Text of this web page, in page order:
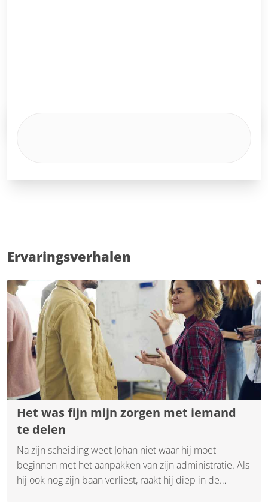
Ervaringsverhalen
Het was fijn mijn zorgen met iemand
te delen
Na zijn scheiding weet Johan niet waar hij moet
beginnen met het aanpakken van zijn administratie. Als
hij ook nog zijn baan verliest, raakt hij diep in de